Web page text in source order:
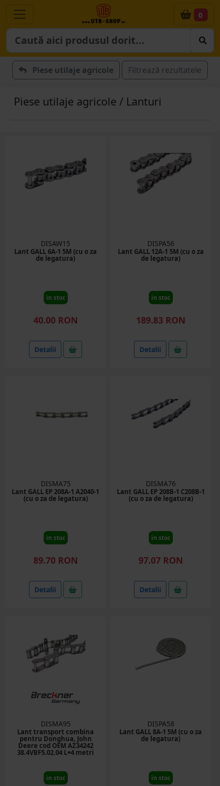
0
Piese utilaje agricole Filtrează rezultatele
Piese utilaje agricole / Lanturi
DISAW15
Lant GALL 6A-1 5M (cu o za
de legatura)
in stoc
40.00 RON
Detalii
DISPA56
Lant GALL 12A-1 5M (cu o za
de legatura)
in stoc
189.83 RON
Detalii
DISMA75
Lant GALL EP 208A-1 A2040-1
(cu o za de legatura)
in stoc
89.70 RON
Detalii
DISMA76
Lant GALL EP 208B-1 C208B-1
(cu o za de legatura)
in stoc
97.07 RON
Detalii
DISMA95
Lant transport combina
pentru Donghua, John
Deere cod OEM AZ34242
38.4VBF5.02.04 L=4 metri
in stoc
DISPA58
Lant GALL 8A-1 5M (cu o za
de legatura)
in stoc